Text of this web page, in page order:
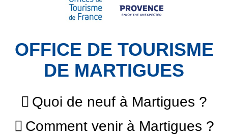
OFFICE DE TOURISME
DE MARTIGUES
Quoi de neuf à Martigues ?
Comment venir à Martigues ?